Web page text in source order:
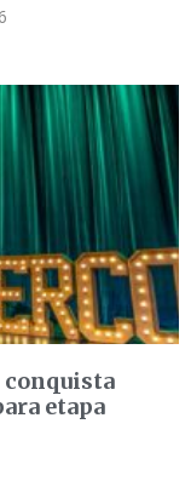
conquista
etapa